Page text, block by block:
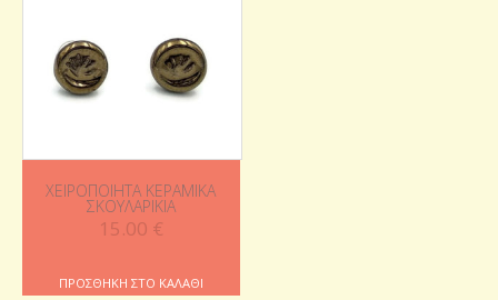
ΧΕΙΡΟΠΟΊΗΤΑ ΚΕΡΑΜΙΚΆ
ΣΚΟΥΛΑΡΊΚΙΑ
15.00 €
ΠΡΟΣΘΉΚΗ ΣΤΟ ΚΑΛΆΘΙ